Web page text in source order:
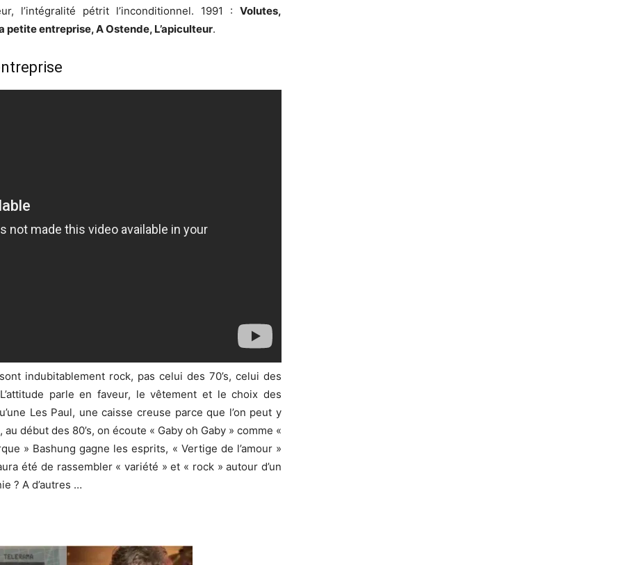
l’intégralité pétrit l’inconditionnel. 1991 : Volutes,
petite entreprise, A Ostende, L’apiculteur.
indubitablement rock, pas celui des 70’s, celui des
parle en faveur, le vêtement et le choix des
Les Paul, une caisse creuse parce que l’on peut y
début des 80’s, on écoute « Gaby oh Gaby » comme «
» Bashung gagne les esprits, « Vertige de l’amour »
été de rassembler « variété » et « rock » autour d’un
? A d’autres …